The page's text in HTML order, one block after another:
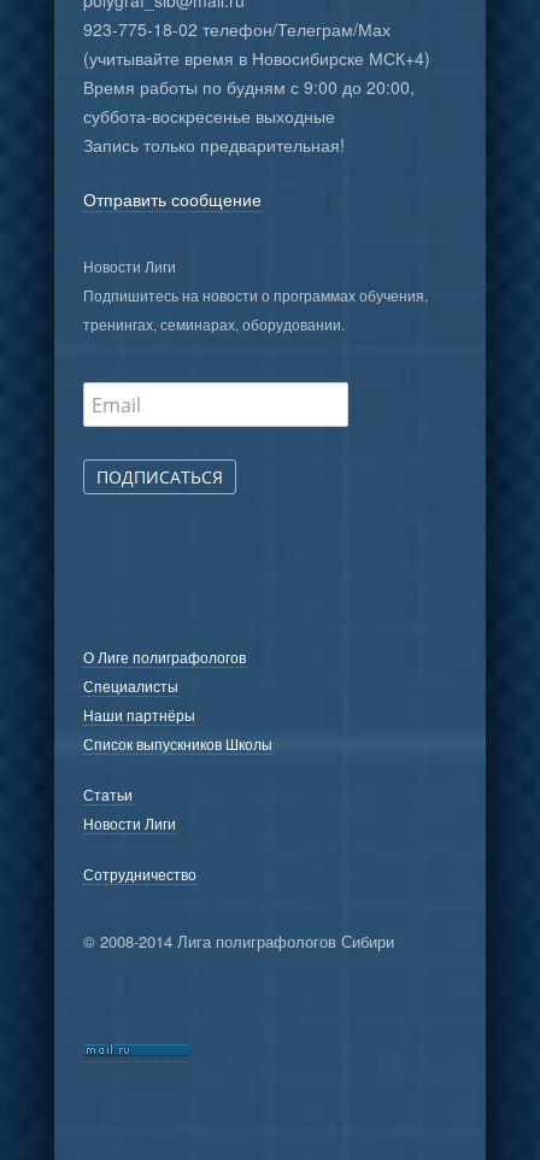
923-775-18-02 телефон/Телеграм/Мах
(учитывайте время в Новосибирске МСК+4)
Время работы по будням с 9:00 до 20:00,
суббота-воскресенье выходные
Запись только предварительная!
Отправить сообщение
Новости Лиги
Подпишитесь на новости о программах обучения,
тренингах, семинарах, оборудовании.
ПОДПИСАТЬСЯ
О Лиге полиграфологов
Специалисты
Наши партнёры
Список выпускников Школы
Статьи
Новости Лиги
Сотрудничество
© 2008-2014 Лига полиграфологов Сибири